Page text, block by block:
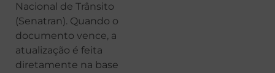
Nacional de Trânsito
(Senatran). Quando o
documento vence, a
atualização é feita
diretamente na base